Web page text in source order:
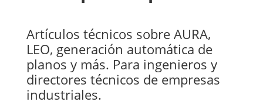
Artículos técnicos sobre AURA,
LEO, generación automática de
planos y más. Para ingenieros y
directores técnicos de empresas
industriales.